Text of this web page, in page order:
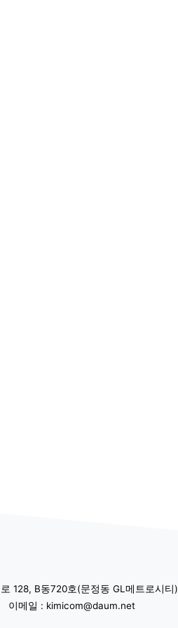
128, B동720호(문정동 GL메트로시티)
이메일 : kimicom@daum.net